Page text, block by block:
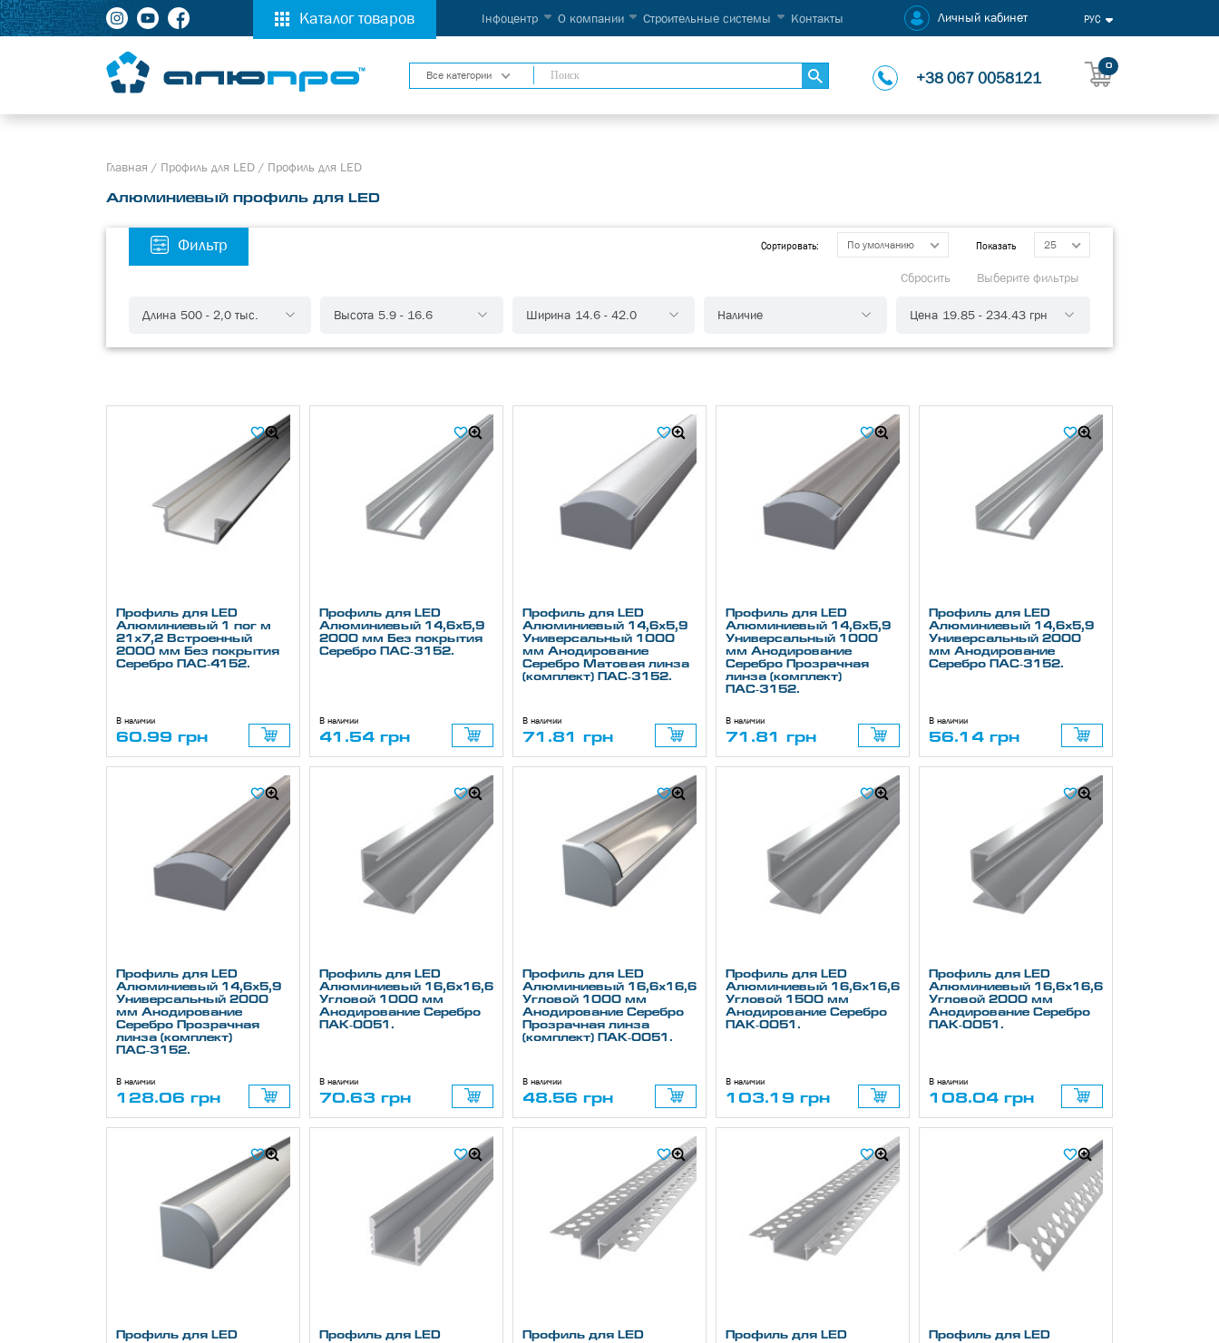
Каталог товаров Інфоцентр О компании Строительные системы Контакты Личный кабинет РУС
Все категории +38 067 0058121
0
Главная / Профиль для LED / Профиль для LED
Алюминиевый профиль для LED
Фильтр Сортировать: По умолчанию Показать 25
Сбросить Выберите фильтры
500 - 2,0 тыс.
Длина 5.9 - 16.6
Высота 14.6- 42.0
Ширина Наличие 19.85- 234.43грн
Цена
Профиль для LED
Алюминиевый 1 пог м
21х7,2 Встроенный
2000 мм Без покрытия
Серебро ПАС-4152.
В наличии
60.99 грн
Профиль для LED
Алюминиевый 14,6х5,9
2000 мм Без покрытия
Серебро ПАС-3152.
В наличии
41.54 грн
Профиль для LED
Алюминиевый 14,6х5,9
Универсальный 1000
мм Анодирование
Серебро Матовая линза
(комплект) ПАС-3152.
В наличии
71.81 грн
Профиль для LED
Алюминиевый 14,6х5,9
Универсальный 1000
мм Анодирование
Серебро Прозрачная
линза (комплект)
ПАС-3152.
В наличии
71.81 грн
Профиль для LED
Алюминиевый 14,6х5,9
Универсальный 2000
мм Анодирование
Серебро ПАС-3152.
В наличии
56.14 грн
Профиль для LED
Алюминиевый 14,6х5,9
Универсальный 2000
мм Анодирование
Серебро Прозрачная
линза (комплект)
ПАС-3152.
В наличии
128.06 грн
Профиль для LED
Алюминиевый 16,6х16,6
Угловой 1000 мм
Анодирование Серебро
ПАК-0051.
В наличии
70.63 грн
Профиль для LED
Алюминиевый 16,6х16,6
Угловой 1000 мм
Анодирование Серебро
Прозрачная линза
(комплект) ПАК-0051.
В наличии
48.56 грн
Профиль для LED
Алюминиевый 16,6х16,6
Угловой 1500 мм
Анодирование Серебро
ПАК-0051.
В наличии
103.19 грн
Профиль для LED
Алюминиевый 16,6х16,6
Угловой 2000 мм
Анодирование Серебро
ПАК-0051.
В наличии
108.04 грн
Профиль для LED
Профиль для LED
Профиль для LED
Профиль для LED
Профиль для LED